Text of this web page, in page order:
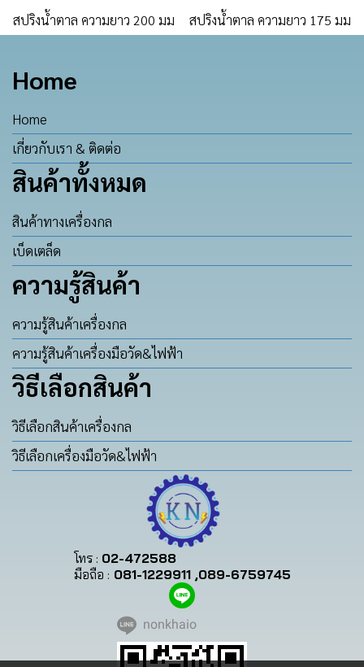
สปริงน้ำตาล ความยาว 200 มม สปริงน้ำตาล ความยาว 175 มม
Home
Home
เกี่ยวกับเรา & ติดต่อ
สินค้าทั้งหมด
สินค้าทางเครื่องกล
เบ็ดเตล็ด
ความรู้สินค้า
ความรู้สินค้าเครื่องกล
ความรู้สินค้าเครื่องมือวัด&ไฟฟ้า
วิธีเลือกสินค้า
วิธีเลือกสินค้าเครื่องกล
วิธีเลือกเครื่องมือวัด&ไฟฟ้า
โทร : 02-472588
มือถือ : 081-1229911 ,089-6759745
nonkhaio